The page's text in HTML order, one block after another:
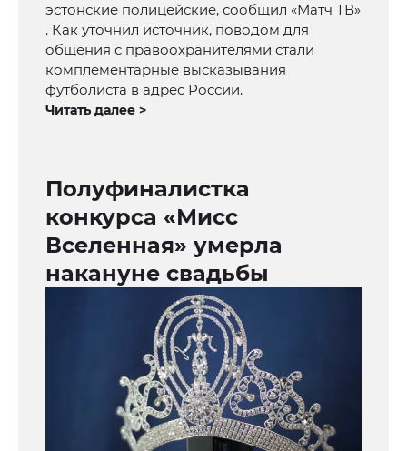
эстонские полицейские, сообщил «Матч ТВ»
. Как уточнил источник, поводом для
общения с правоохранителями стали
комплементарные высказывания
футболиста в адрес России.
Читать далее >
Полуфиналистка
конкурса «Мисс
Вселенная» умерла
накануне свадьбы